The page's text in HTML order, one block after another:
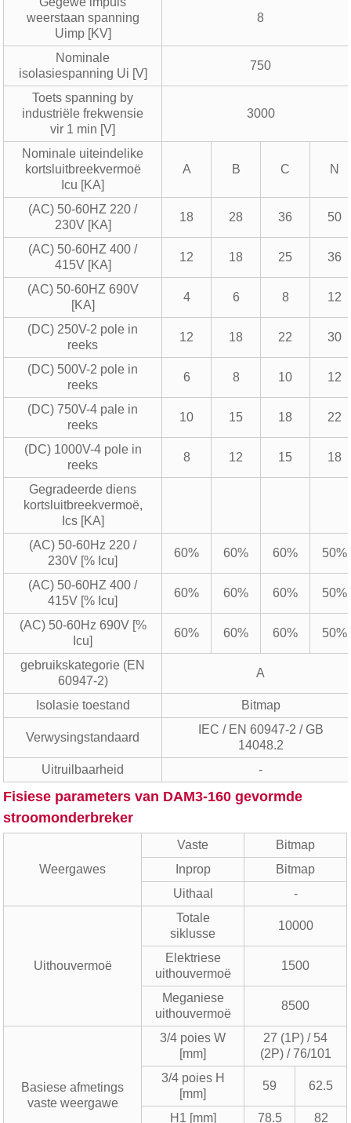
weerstaan ​​spanning
Uimp [KV]
8
Nominale
isolasiespanning Ui [V]
750
Toets spanning by
industriële frekwensie
vir 1 min [V]
3000
Nominale uiteindelike
kortsluitbreekvermoë
Icu [KA]
A B C N
(AC) 50-60HZ 220 /
230V [KA]
18 28 36 50
(AC) 50-60HZ 400 /
415V [KA]
12 18 25 36
(AC) 50-60HZ 690V
[KA]
4 6 8 12
(DC) 250V-2 pole in
reeks
12 18 22 30
(DC) 500V-2 pole in
reeks
6 8 10 12
(DC) 750V-4 pale in
reeks
10 15 18 22
(DC) 1000V-4 pole in
reeks
8 12 15 18
Gegradeerde diens
kortsluitbreekvermoë,
Ics [KA]
(AC) 50-60Hz 220 /
230V [% Icu]
60% 60% 60% 50%
(AC) 50-60HZ 400 /
415V [% Icu]
60% 60% 60% 50%
(AC) 50-60Hz 690V [%
Icu]
60% 60% 60% 50%
gebruikskategorie (EN
60947-2)
A
Isolasie toestand Bitmap
Verwysingstandaard
IEC / EN 60947-2 / GB
14048.2
Uitruilbaarheid
-
Fisiese parameters van DAM3-160 gevormde
stroomonderbreker
Weergawes
Vaste
Bitmap
Inprop
Bitmap
Uithaal
-
Uithouvermoë
Totale
siklusse
10000
Elektriese
uithouvermoë
1500
Meganiese
uithouvermoë
8500
Basiese afmetings
vaste weergawe
3/4 poies W
[mm]
27 (1P) / 54
(2P) / 76/101
3/4 poies H
[mm]
59 62.5
H1 [mm] 78.5 82